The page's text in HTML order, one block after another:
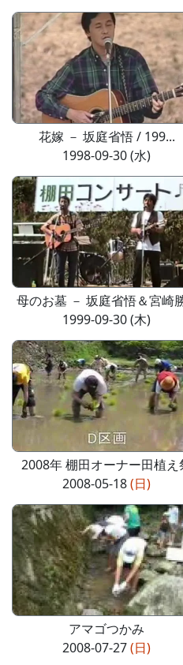
花嫁 － 坂庭省悟 / 199...
1998-09-30 (水)
母のお墓 － 坂庭省悟＆宮崎
1999-09-30 (木)
2008年 棚田オーナー田植え
2008-05-18(日)
アマゴつかみ
2008-07-27(日)